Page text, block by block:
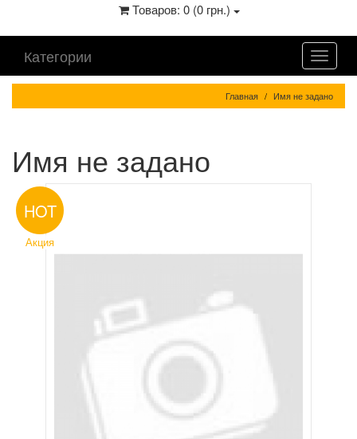
Товаров: 0 (0 грн.)
Категории
Главная Имя не задано
Имя не задано
HOT
Акция